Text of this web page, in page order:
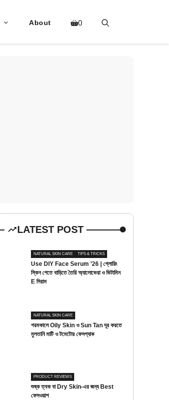
About 0
LATEST POST
NATURAL SKIN CARE TIPS & TRICKS
Use DIY Face Serum ’26 | গ্লোয়িং
স্কিন পেতে বাড়িতে তৈরি অ্যালোভেরা ও ভিটামিন
E সিরাম
NATURAL SKIN CARE
গরমকালে Oily Skin ও Sun Tan দূর করতে
মুলতানি মাটি ও টমেটোর ফেসপ্যাক
PRODUCT REVIEWS
শুষ্ক ত্বক বা Dry Skin-এর জন্য Best
ফেসওয়াশ